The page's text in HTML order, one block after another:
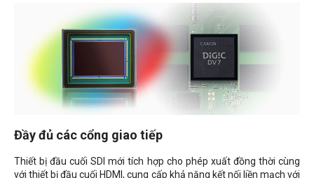
Đầy đủ các cổng giao tiếp
Thiết bị đầu cuối SDI mới tích hợp cho phép xuất đồng thời cùng
với thiết bị đầu cuối HDMI, cung cấp khả năng kết nối liền mạch với